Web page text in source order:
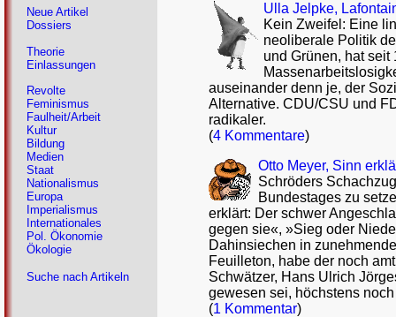
Ulla Jelpke,
Kein Zweifel: Eine
neoliberale Politik
und Grünen, hat
auseinander denn je, der
Alternative. CDU/CSU und
radikaler.
(4 Kommentare)
Otto Meyer, Sinn
Schröders
Bundestages zu
erklärt: Der schwer
gegen sie«, »Sieg oder
Dahinsiechen in
Feuilleton, habe der noch
Schwätzer, Hans Ulrich
gewesen sei, höchstens
(1 Kommentar)
Neue Artikel
Dossiers
Theorie
Einlassungen
Revolte
Feminismus
Faulheit/Arbeit
Kultur
Bildung
Medien
Staat
Nationalismus
Europa
Imperialismus
Internationales
Pol. Ökonomie
Ökologie
Suche nach Artikeln